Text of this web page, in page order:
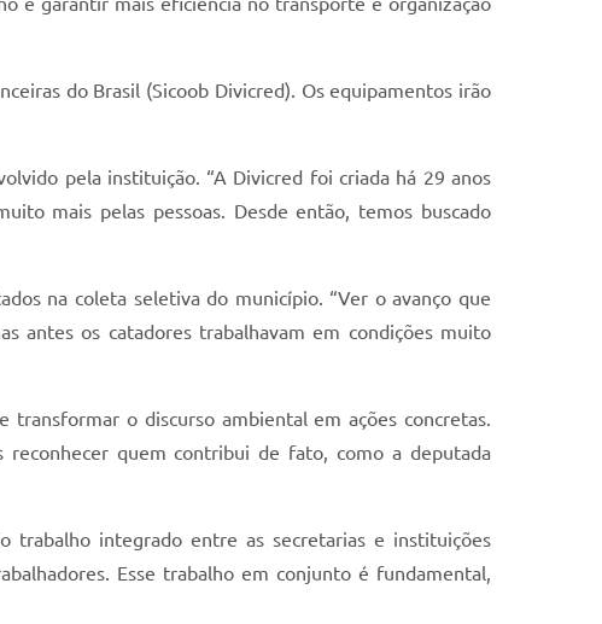
do Brasil (Sicoob Divicred). Os equipamentos irão
pela instituição. “A Divicred foi criada há 29 anos
mais pelas pessoas. Desde então, temos buscado
na coleta seletiva do município. “Ver o avanço que
antes os catadores trabalhavam em condições muito
o discurso ambiental em ações concretas.
reconhecer quem contribui de fato, como a deputada
trabalho integrado entre as secretarias e instituições
Esse trabalho em conjunto é fundamental,